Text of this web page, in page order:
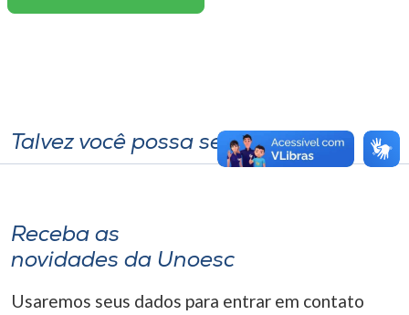
Talvez você possa se interessar
Receba as
novidades da Unoesc
Usaremos seus dados para entrar em contato